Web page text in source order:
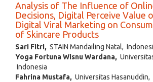
Analysis of The Influence of
Decisions, Digital Perceive Value
Digital Viral Marketing on
of Skincare Products
Sari Fitri, STAIN Mandailing Natal,
Yoga Fortuna Wisnu Wardana,
Indonesia
Fahrina Mustafa, Universitas Hasanuddin,